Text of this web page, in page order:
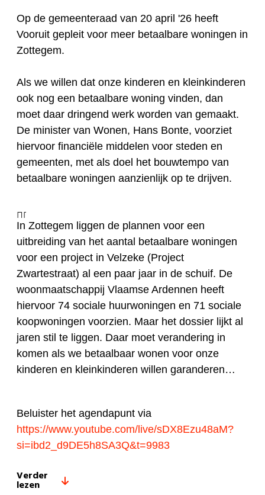
Op de gemeenteraad van 20 april '26 heeft
Vooruit gepleit voor meer betaalbare woningen in
Zottegem.
Als we willen dat onze kinderen en kleinkinderen
ook nog een betaalbare woning vinden, dan
moet daar dringend werk worden van gemaakt.
De minister van Wonen, Hans Bonte, voorziet
hiervoor financiële middelen voor steden en
gemeenten, met als doel het bouwtempo van
betaalbare woningen aanzienlijk op te drijven.
In Zottegem liggen de plannen voor een
uitbreiding van het aantal betaalbare woningen
voor een project in Velzeke (Project
Zwartestraat) al een paar jaar in de schuif. De
woonmaatschappij Vlaamse Ardennen heeft
hiervoor 74 sociale huurwoningen en 71 sociale
koopwoningen voorzien. Maar het dossier lijkt al
jaren stil te liggen. Daar moet verandering in
komen als we betaalbaar wonen voor onze
kinderen en kleinkinderen willen garanderen…
Beluister het agendapunt via
https://www.youtube.com/live/sDX8Ezu48aM?
si=ibd2_d9DE5h8SA3Q&t=9983
Verder
lezen